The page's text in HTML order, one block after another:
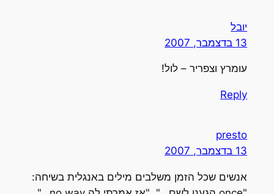
יובל
13 בדצמבר, 2007
עומרץ וצפריר – לול!
Reply
presto
13 בדצמבר, 2007
אנשים שכל הזמן משלבים מילים באנגלית בשיחה: